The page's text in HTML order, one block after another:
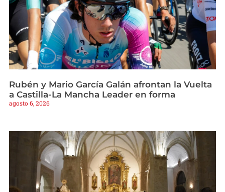
Rubén y Mario García Galán afrontan la Vuelta
a Castilla-La Mancha Leader en forma
agosto 6, 2026